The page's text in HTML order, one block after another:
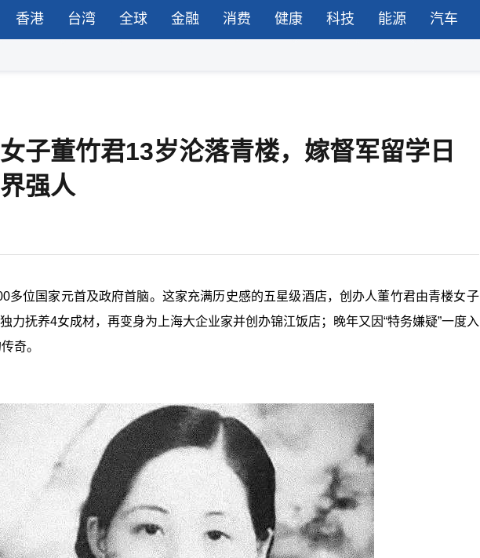
香港 台湾 全球 金融 消费 健康 科技 能源 汽车
子董竹君13岁沦落青楼，嫁督军留学日
强人
多位国家元首及政府首脑。这家充满历史感的五星级酒店，创办人董竹君由青楼女子
力抚养4女成材，再变身为上海大企业家并创办锦江饭店；晚年又因“特务嫌疑”一度入
奇。